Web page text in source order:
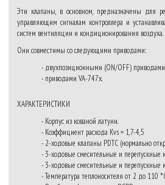
Эти клапаны, в основном, предназначены для
управляющим сигналам контроллера и
систем вентиляции и кондиционирования воздуха.
Они совместимы со следующими приводами:
- двухпозиционными (ON/OFF)
- приводами VA-747х.
ХАРАКТЕРИСТИКИ
- Корпус из кованой латуни.
- Коэффициент расхода Kvs = 1,7-4,5
- 2-ходовые клапаны PDTС (нормально
- 3-ходовые смесительные и перепускные
- 3-ходовые смесительные и перепускные
- Температура теплоносителя от 2 до 110